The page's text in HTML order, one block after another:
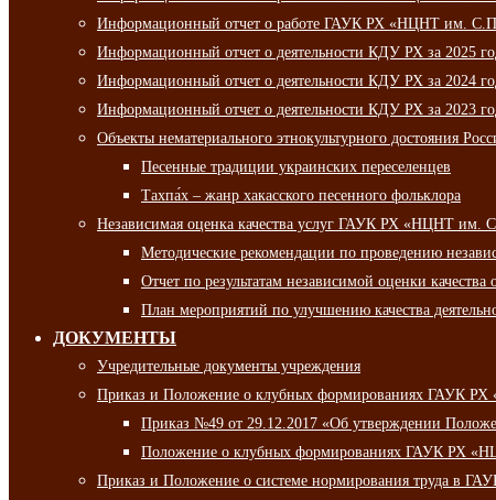
Информационный отчет о работе ГАУК РХ «НЦНТ им.
Информационный отчет о деятельности КДУ РХ за 2025
Информационный отчет о деятельности КДУ РХ за 2024
Информационный отчет о деятельности КДУ РХ за 2023
Объекты нематериального этнокультурного достояния
Песенные традиции украинских переселенцев
Тахпа́х – жанр хакасского песенного фольклора
Независимая оценка качества услуг ГАУК РХ «НЦНТ им.
Методические рекомендации по проведению
Отчет по результатам независимой оценки качества
План мероприятий по улучшению качества
ДОКУМЕНТЫ
Учредительные документы учреждения
Приказ и Положение о клубных формированиях ГАУК
Приказ №49 от 29.12.2017 «Об утверждении
Положение о клубных формированиях ГАУК РХ
Приказ и Положение о системе нормирования труда в